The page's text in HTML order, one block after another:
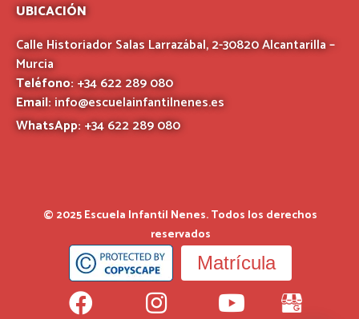
UBICACIÓN
Calle Historiador Salas Larrazábal, 2-30820 Alcantarilla –
Murcia
Teléfono: +34 622 289 080
Email:info@escuelainfantilnenes.es
WhatsApp: +34 622 289 080
© 2025 Escuela Infantil Nenes. Todos los derechos
reservados
Matrícula